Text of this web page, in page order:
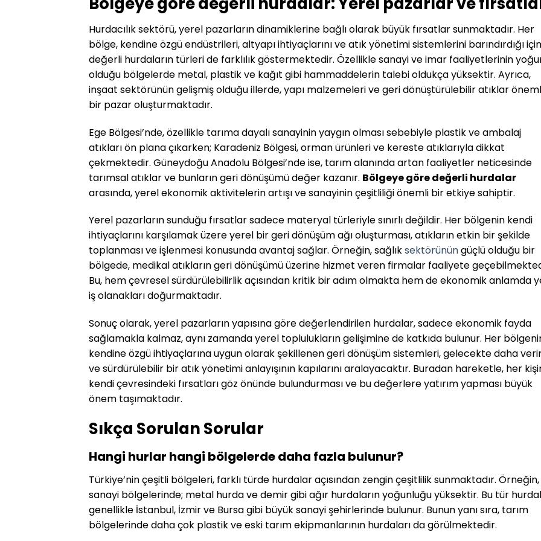
Hurdacılık sektörü, yerel pazarların dinamiklerine bağlı olarak büyük fırsatlar sunmaktadır. Her
bölge, kendine özgü endüstrileri, altyapı ihtiyaçlarını ve atık yönetimi sistemlerini barındırdığı
değerli hurdaların türleri de farklılık göstermektedir. Özellikle sanayi ve imar faaliyetlerinin
olduğu bölgelerde metal, plastik ve kağıt gibi hammaddelerin talebi oldukça yüksektir. Ayrıca,
inşaat sektörünün gelişmiş olduğu illerde, yapı malzemeleri ve geri dönüştürülebilir atıklar
bir pazar oluşturmaktadır.
Ege Bölgesi’nde, özellikle tarıma dayalı sanayinin yaygın olması sebebiyle plastik ve ambalaj
atıkları ön plana çıkarken; Karadeniz Bölgesi, orman ürünleri ve kereste atıklarıyla dikkat
çekmektedir. Güneydoğu Anadolu Bölgesi’nde ise, tarım alanında artan faaliyetler neticesinde
tarımsal atıklar ve bunların geri dönüşümü değer kazanır. Bölgeye göre değerli hurdalar
arasında, yerel ekonomik aktivitelerin artışı ve sanayinin çeşitliliği önemli bir etkiye sahiptir.
Yerel pazarların sunduğu fırsatlar sadece materyal türleriyle sınırlı değildir. Her bölgenin kendi
ihtiyaçlarını karşılamak üzere yerel bir geri dönüşüm ağı oluşturması, atıkların etkin bir şekilde
toplanması ve işlenmesi konusunda avantaj sağlar. Örneğin, sağlıksektörününgüçlü olduğu bir
bölgede, medikal atıkların geri dönüşümü üzerine hizmet veren firmalar faaliyete
Bu, hem çevresel sürdürülebilirlik açısından kritik bir adım olmakta hem de ekonomik anlamda
iş olanakları doğurmaktadır.
Sonuç olarak, yerel pazarların yapısına göre değerlendirilen hurdalar, sadece ekonomik fayda
sağlamakla kalmaz, aynı zamanda yerel toplulukların gelişimine de katkıda bulunur. Her
kendine özgü ihtiyaçlarına uygun olarak şekillenen geri dönüşüm sistemleri, gelecekte daha
ve sürdürülebilir bir atık yönetimi anlayışının kapılarını aralayacaktır. Buradan hareketle, her
kendi çevresindeki fırsatları göz önünde bulundurması ve bu değerlere yatırım yapması büyük
önem taşımaktadır.
Sıkça Sorulan Sorular
Hangi hurlar hangi bölgelerde daha fazla bulunur?
Türkiye’nin çeşitli bölgeleri, farklı türde hurdalar açısından zengin çeşitlilik sunmaktadır. Örneğin,
sanayi bölgelerinde; metal hurda ve demir gibi ağır hurdaların yoğunluğu yüksektir. Bu tür
genellikle İstanbul, İzmir ve Bursa gibi büyük sanayi şehirlerinde bulunur. Bunun yanı sıra, tarım
bölgelerinde daha çok plastik ve eski tarım ekipmanlarının hurdaları da görülmektedir.